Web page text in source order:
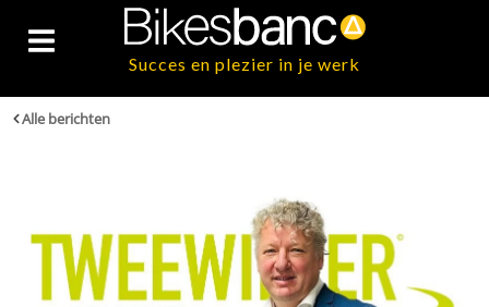
Succes en plezier in je werk
Alle berichten